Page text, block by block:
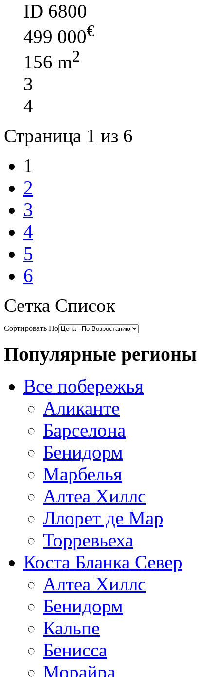
ID 6800
499 000€
156 m2
3
4
Страница 1 из 6
1
2
3
4
5
6
Сетка Список
Сортировать По
Популярные регионы
Все побережья
Аликанте
Барселона
Бенидорм
Марбелья
Алтеа Хиллс
Ллорет де Мар
Торревьеха
Коста Бланка Север
Алтеа Хиллс
Бенидорм
Кальпе
Бенисса
Морайра